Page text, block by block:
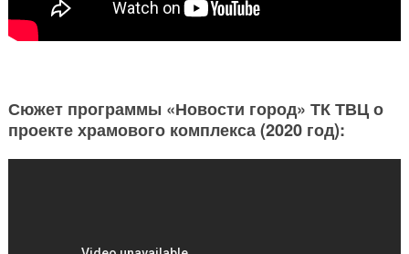
Сюжет программы «Новости город» ТК ТВЦ о
проекте храмового комплекса (2020 год):